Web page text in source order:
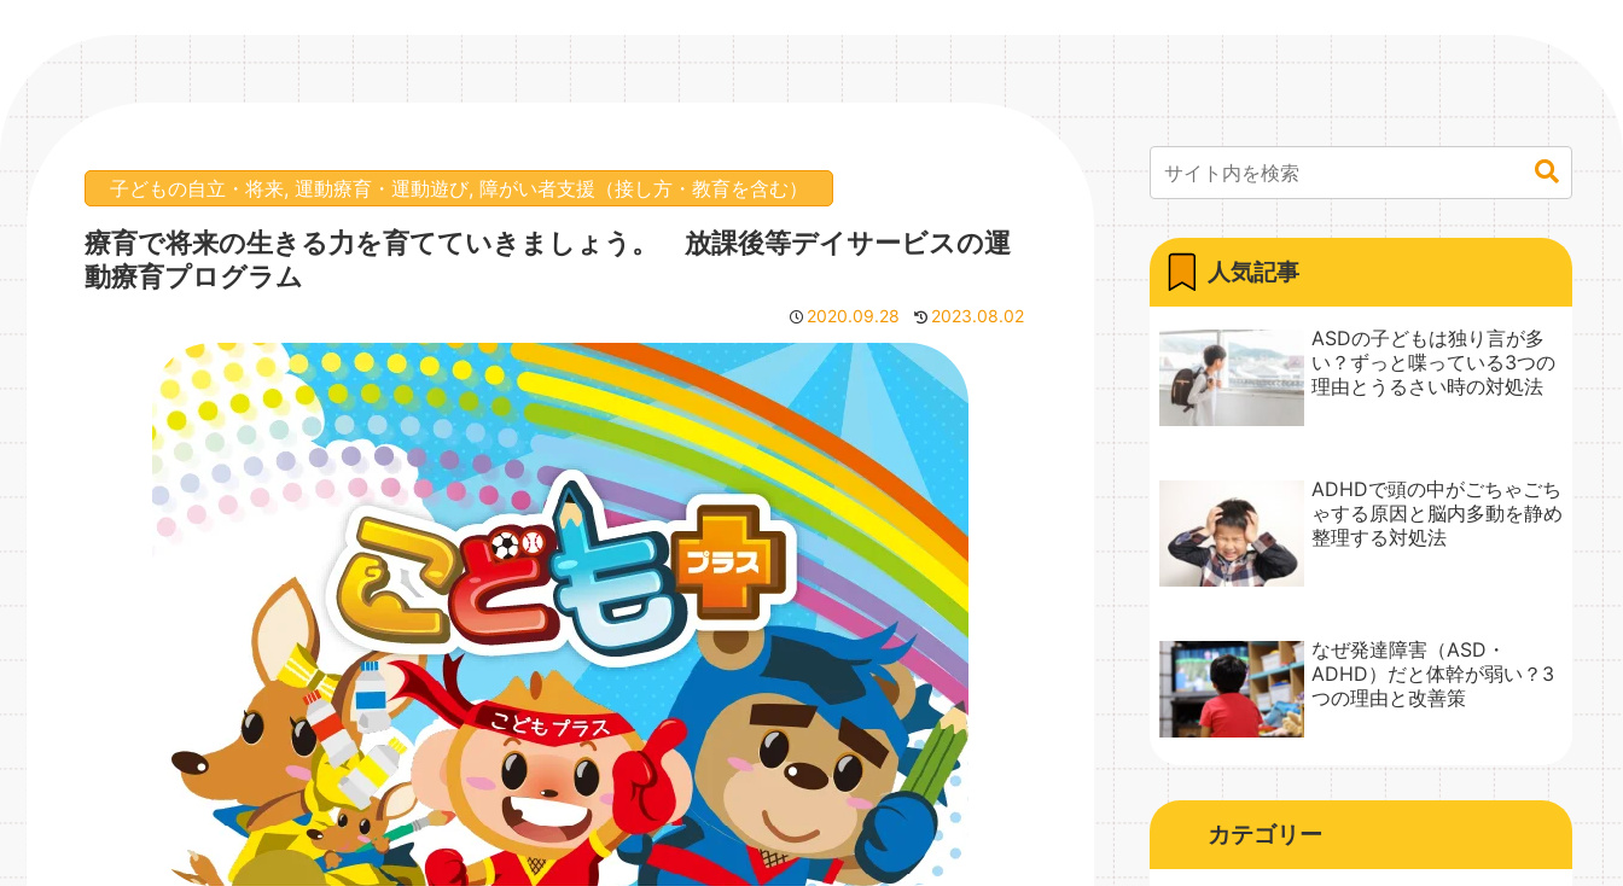
子どもの自立・将来, 運動療育・運動遊び, 障がい者支援（接し方・教育を含む）
療育で将来の生きる力を育てていきましょう。 放課後等デイサービスの運
動療育プログラム
2020.09.28 2023.08.02
人気記事
ASDの子どもは独り言が多
い？ずっと喋っている3つの
理由とうるさい時の対処法
ADHDで頭の中がごちゃごち
ゃする原因と脳内多動を静め
整理する対処法
なぜ発達障害（ASD・
ADHD）だと体幹が弱い？3
つの理由と改善策
カテゴリー